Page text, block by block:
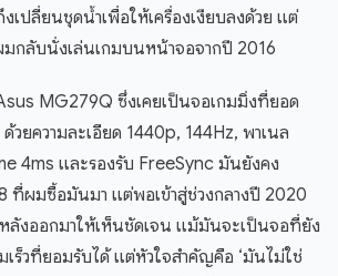
เปลี่ยนชุดน้ำเพื่อให้เครื่องเงียบลงด้วย แต่
มกลับนั่งเล่นเกมบนหน้าจอจากปี 2016
MG279Q ซึ่งเคยเป็นจอเกมมิ่งที่ยอด
วยความละเอียด 1440p, 144Hz, พาเนล
4ms และรองรับ FreeSync มันยังคง
ที่ผมซื้อมันมา แต่พอเข้าสู่ช่วงกลางปี 2020
ลังออกมาให้เห็นชัดเจน แม้มันจะเป็นจอที่ยัง
เร็วที่ยอมรับได้ แต่หัวใจสำคัญคือ ‘มันไม่ใช่